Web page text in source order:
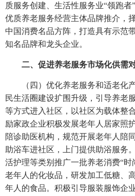
质服务创建、生活性服务业“领跑
优质养老服务经营主体品牌推介，
中国消费名品方阵，打造具有示范
知名品牌和龙头企业。
二、促进养老服务市场化供需
（四）优化养老服务和适老化
民生活圈建设扩围升级，引导养老
等方式进入社区，以社区为载体整
励家政企业积极发展老年人居家照
陪诊助医机构，规范开展老年人陪
助浴车进社区，上门提供助浴服务
活护理等类别推广一批养老消费“时
老年人的化妆品，研发加工低糖、
年人的食品。积极引导服装服饰企